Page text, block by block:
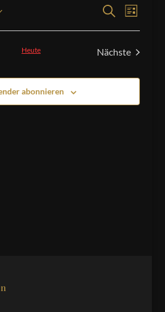
Ansichten,
Suche
Liste
Heute
Nächste
abonnieren